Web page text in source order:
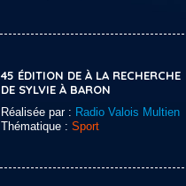
45 ÉDITION DE À LA RECHERCHE
DE SYLVIE À BARON
Réalisée par : Radio Valois Multien
Thématique : Sport